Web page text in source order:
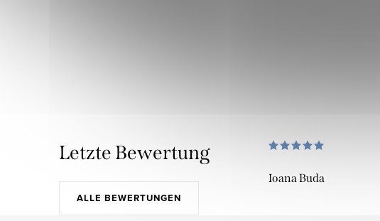
Letzte Bewertung
ALLE BEWERTUNGEN
Ioana Buda